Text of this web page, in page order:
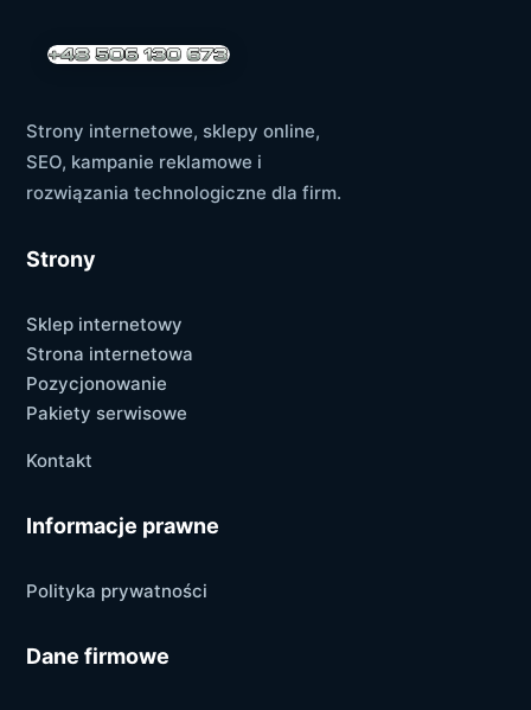
Strony internetowe, sklepy online,
SEO, kampanie reklamowe i
rozwiązania technologiczne dla firm.
Strony
Sklep internetowy
Strona internetowa
Pozycjonowanie
Pakiety serwisowe
Kontakt
Informacje prawne
Polityka prywatności
Dane firmowe